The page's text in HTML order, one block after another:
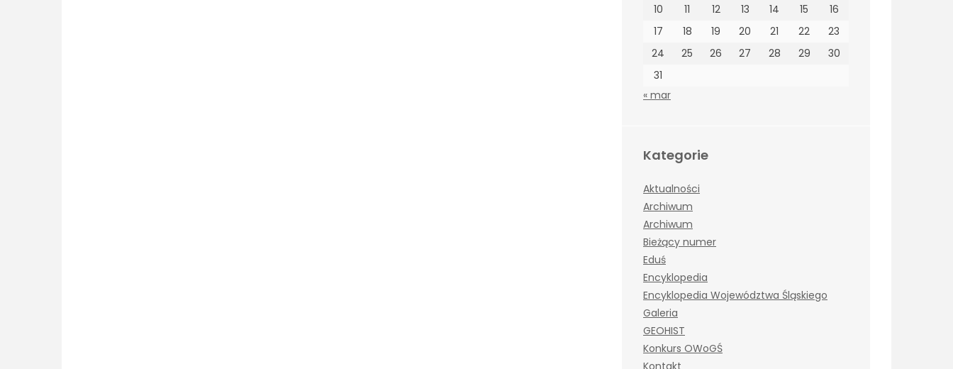
10
11 12 13 14 15
16
17
18 19 20 21 22
23
24
25 26 27 28 29
30
31
« mar
Kategorie
Aktualności
Archiwum
Archiwum
Bieżący numer
Eduś
Encyklopedia
Encyklopedia Województwa Śląskiego
Galeria
GEOHIST
Konkurs OWoGŚ
Kontakt